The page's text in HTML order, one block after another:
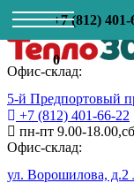
+7 (812) 401-
0
Офис-склад:
5-й Предпортовый
+7 (812) 401-66-22
пн-пт 9.00-
Офис-склад:
ул. Ворошилова, д.2